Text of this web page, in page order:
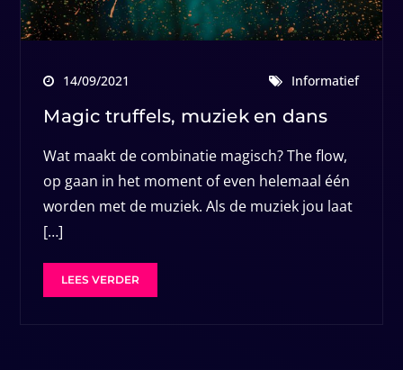
14/09/2021 Informatief
Magic truffels, muziek en dans
Wat maakt de combinatie magisch? The flow,
op gaan in het moment of even helemaal één
worden met de muziek. Als de muziek jou laat
[…]
LEES VERDER